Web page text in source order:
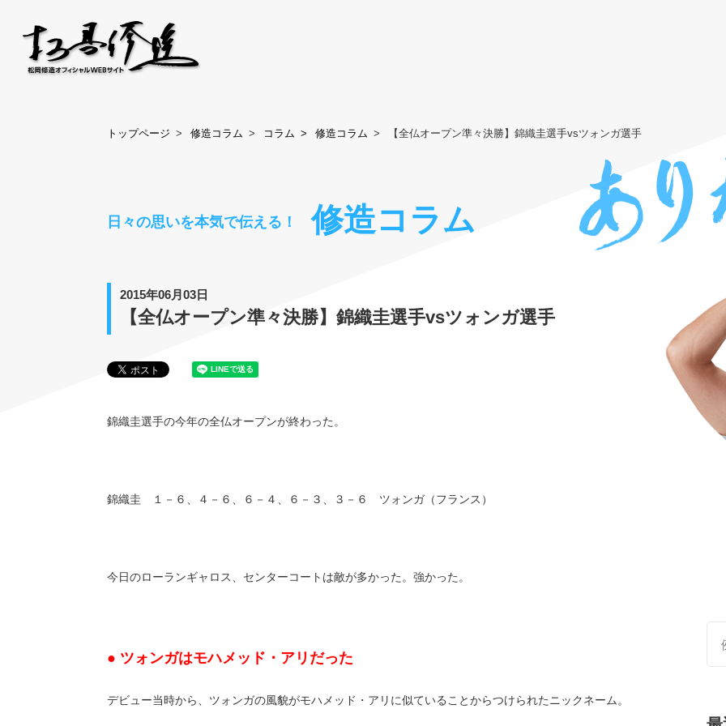
トップページ 修造コラム コラム 修造コラム 【全仏オープン準々決勝】錦織圭選手vsツォンガ選手
日々の思いを本気で伝える！ 修造コラム
2015年06月03日
【全仏オープン準々決勝】錦織圭選手vsツォンガ選手
錦織圭選手の今年の全仏オープンが終わった。
錦織圭 １－６、４－６、６－４、６－３、３－６ ツォンガ（フランス）
今日のローランギャロス、センターコートは敵が多かった。強かった。
● ツォンガはモハメッド・アリだった
デビュー当時から、ツォンガの風貌がモハメッド・アリに似ていることからつけられたニックネーム。